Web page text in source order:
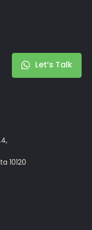
Let’s Talk
10120